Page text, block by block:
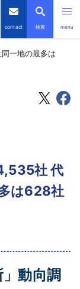
contact 検索 menu
一地の最多は
社 代
は628社
動向調